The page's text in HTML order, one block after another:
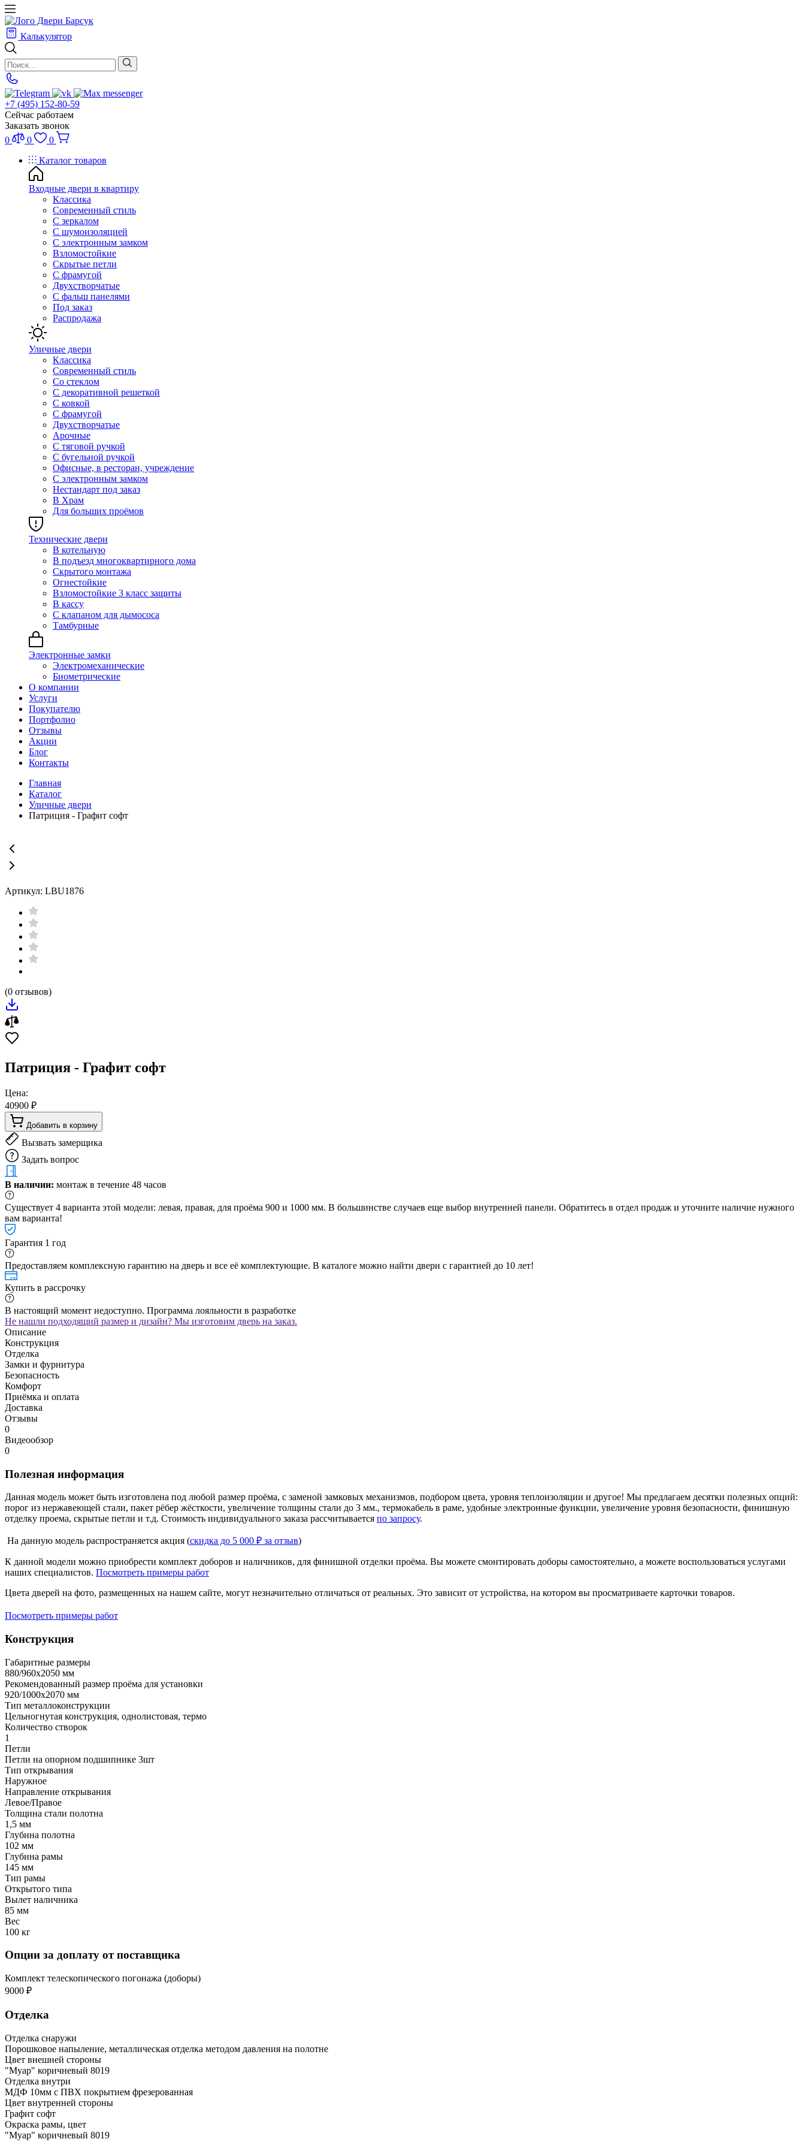
Калькулятор
+7 (495) 152-80-59
Сейчас работаем
Заказать звонок
0
0
0
Каталог товаров
Входные двери в квартиру
Классика
Современный стиль
С зеркалом
С шумоизоляцией
С электронным замком
Взломостойкие
Скрытые петли
С фрамугой
Двухстворчатые
С фальш панелями
Под заказ
Распродажа
Уличные двери
Классика
Современный стиль
Со стеклом
С декоративной решеткой
С ковкой
С фрамугой
Двухстворчатые
Арочные
С тяговой ручкой
С бугельной ручкой
Офисные, в ресторан, учреждение
С электронным замком
Нестандарт под заказ
В Храм
Для больших проёмов
Технические двери
В котельную
В подъезд многоквартирного дома
Скрытого монтажа
Огнестойкие
Взломостойкие 3 класс защиты
В кассу
С клапаном для дымососа
Тамбурные
Электронные замки
Электромеханические
Биометрические
О компании
Услуги
Покупателю
Портфолио
Отзывы
Акции
Блог
Контакты
Главная
Каталог
Уличные двери
Патриция - Графит софт
Артикул: LBU1876
(0 отзывов)
Патриция - Графит софт
Цена:
40900 ₽
Добавить в корзину
Вызвать замерщика
Задать вопрос
В наличии: монтаж в течение 48 часов
Существует 4 варианта этой модели: левая, правая, для проёма 900 и 1000 мм. В большинстве случаев еще выбор внутренней панели. Обратитесь в отдел продаж и уточните наличие нужного
вам варианта!
Гарантия 1 год
Предоставляем комплексную гарантию на дверь и все её комплектующие. В каталоге можно найти двери с гарантией до 10 лет!
Купить в рассрочку
В настоящий момент недоступно. Программа лояльности в разработке
Не нашли подходящий размер и дизайн? Мы изготовим дверь на заказ.
Описание
Конструкция
Отделка
Замки и фурнитура
Безопасность
Комфорт
Приёмка и оплата
Доставка
Отзывы
0
Видеообзор
0
Полезная информация
Данная модель может быть изготовлена под любой размер проёма, с заменой замковых механизмов, подбором цвета, уровня теплоизоляции и другое! Мы предлагаем десятки полезных опций:
порог из нержавеющей стали, пакет рёбер жёсткости, увеличение толщины стали до 3 мм., термокабель в раме, удобные электронные функции, увеличение уровня безопасности, финишную
отделку проема, скрытые петли и т.д. Стоимость индивидуального заказа рассчитывается по запросу.
На данную модель распространяется акция (скидка до 5 000 ₽ за отзыв)
К данной модели можно приобрести комплект доборов и наличников, для финишной отделки проёма. Вы можете смонтировать доборы самостоятельно, а можете воспользоваться услугами
наших специалистов. Посмотреть примеры работ
Цвета дверей на фото, размещенных на нашем сайте, могут незначительно отличаться от реальных. Это зависит от устройства, на котором вы просматриваете карточки товаров.
Посмотреть примеры работ
Конструкция
Габаритные размеры
880/960х2050 мм
Рекомендованный размер проёма для установки
920/1000х2070 мм
Тип металлоконструкции
Цельногнутая конструкция, однолистовая, термо
Количество створок
1
Петли
Петли на опорном подшипнике 3шт
Тип открывания
Наружное
Направление открывания
Левое/Правое
Толщина стали полотна
1,5 мм
Глубина полотна
102 мм
Глубина рамы
145 мм
Тип рамы
Открытого типа
Вылет наличника
85 мм
Вес
100 кг
Опции за доплату от поставщика
Комплект телескопического погонажа (доборы)
9000 ₽
Отделка
Отделка снаружи
Порошковое напыление, металлическая отделка методом давления на полотне
Цвет внешней стороны
"Муар" коричневый 8019
Отделка внутри
МДФ 10мм с ПВХ покрытием фрезерованная
Цвет внутренней стороны
Графит софт
Окраска рамы, цвет
"Муар" коричневый 8019